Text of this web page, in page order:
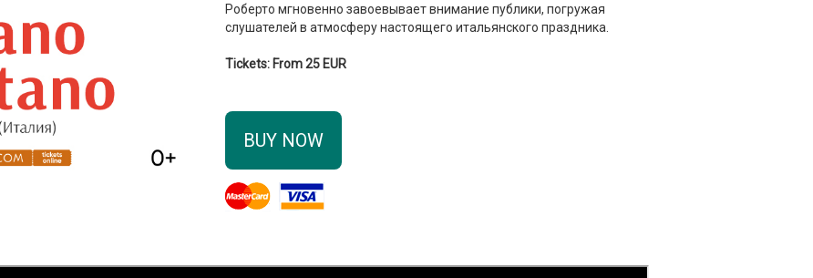
Роберто мгновенно завоевывает внимание публики, погружая
слушателей в атмосферу настоящего итальянского праздника.
Tickets: From 25 EUR
BUY NOW